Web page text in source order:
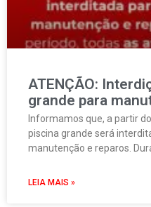
ATENÇÃO:
grande para
Informamos que, a partir
piscina grande será
manutenção e reparos.
LEIA MAIS »